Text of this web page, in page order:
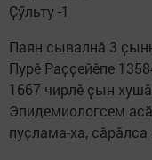
Ҫӳльту -1
Паян сывалнӑ 3
Пурӗ Раҫҫейӗпе
1667 чирлӗ ҫын
Эпидемиологсем
пуҫлама-ха,